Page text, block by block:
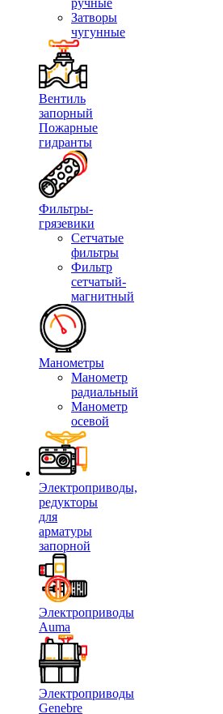
ручные
Затворы
чугунные
Вентиль
запорный
Пожарные
гидранты
Фильтры-
грязевики
Сетчатые
фильтры
Фильтр
сетчатый-
магнитный
Манометры
Манометр
радиальный
Манометр
осевой
Электроприводы,
редукторы
для
арматуры
запорной
Электроприводы
Auma
Электроприводы
Genebre